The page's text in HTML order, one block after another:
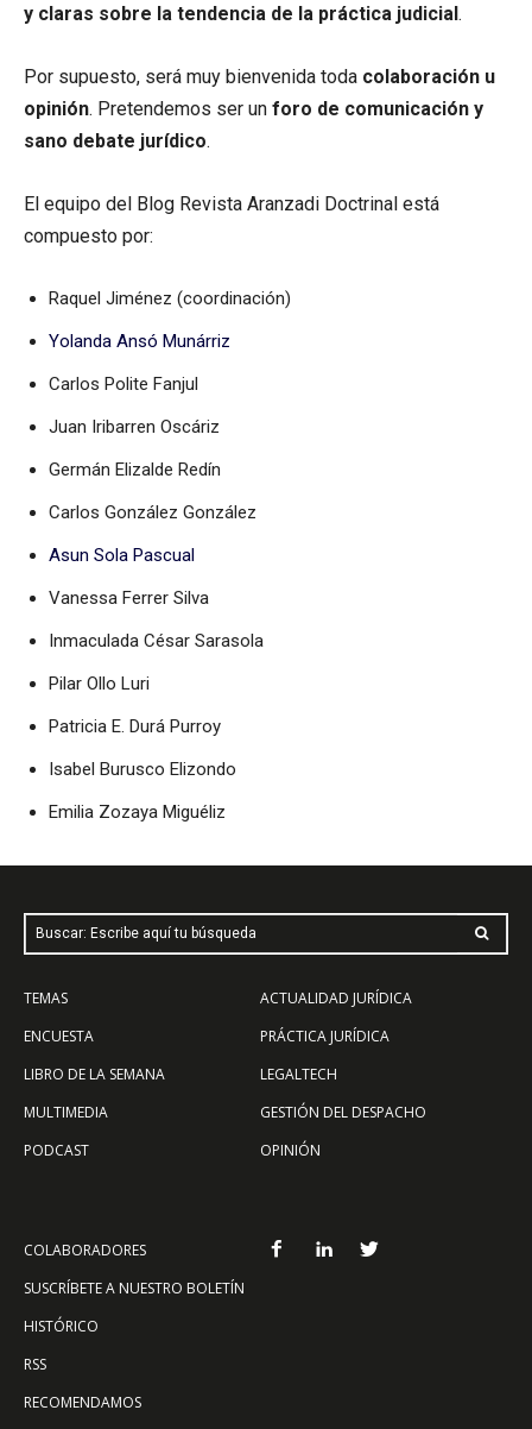
y claras sobre la tendencia de la práctica judicial.
Por supuesto, será muy bienvenida toda colaboración u
opinión. Pretendemos ser un foro de comunicación y
sano debate jurídico.
El equipo del Blog Revista Aranzadi Doctrinal está
compuesto por:
Raquel Jiménez (coordinación)
Yolanda Ansó Munárriz
Carlos Polite Fanjul
Juan Iribarren Oscáriz
Germán Elizalde Redín
Carlos González González
Asun Sola Pascual
Vanessa Ferrer Silva
Inmaculada César Sarasola
Pilar Ollo Luri
Patricia E. Durá Purroy
Isabel Burusco Elizondo
Emilia Zozaya Miguéliz
Buscar: Escribe aquí tu búsqueda
TEMAS
ENCUESTA
LIBRO DE LA SEMANA
MULTIMEDIA
PODCAST
ACTUALIDAD JURÍDICA
PRÁCTICA JURÍDICA
LEGALTECH
GESTIÓN DEL DESPACHO
OPINIÓN
COLABORADORES
SUSCRÍBETE A NUESTRO BOLETÍN
HISTÓRICO
RSS
RECOMENDAMOS